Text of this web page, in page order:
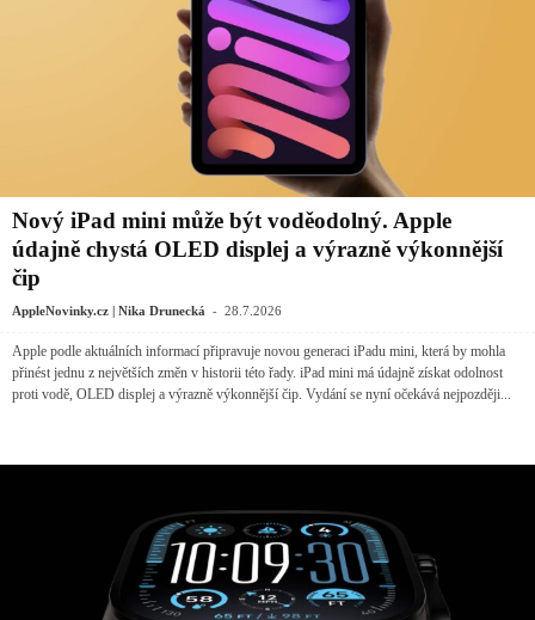
Nový iPad mini může být voděodolný. Apple
údajně chystá OLED displej a výrazně výkonnější
čip
AppleNovinky.cz | Nika Drunecká - 28.7.2026
Apple podle aktuálních informací připravuje novou generaci iPadu mini, která by mohla
přinést jednu z největších změn v historii této řady. iPad mini má údajně získat odolnost
proti vodě, OLED displej a výrazně výkonnější čip. Vydání se nyní očekává nejpozději...